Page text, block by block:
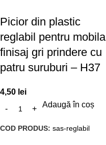
Picior din plastic
reglabil pentru mobila
finisaj gri prindere cu
patru suruburi – H37
4,50 lei
Adaugă în coș
COD PRODUS: sas-reglabil